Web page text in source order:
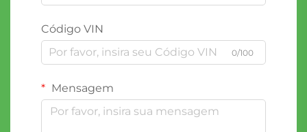
Código VIN
0/100
Mensagem